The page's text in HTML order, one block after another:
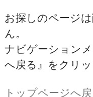
お探しのページ
ん。
ナビゲーション
へ戻る』をクリ
トップページへ